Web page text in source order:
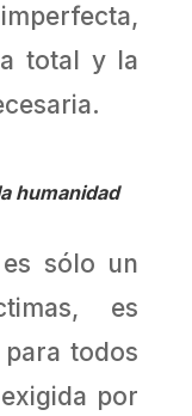
total y la
humanidad
sólo un
es
todos
por